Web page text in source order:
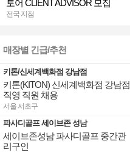
토어 CLIENT ADVISOR 모집
전국 지점
매장별 긴급/추천
키톤/신세계백화점 강남점
키톤(KITON) 신세계백화점 강남점
직영 직원 채용
서울 서초구
파사디골프 세이브존 성남
세이브존성남 파사디골프 중간관
리구인